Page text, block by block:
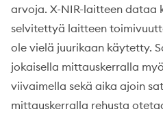
arvoja. X-NIR-laitteen dataa
selvitettyä laitteen
ole vielä juurikaan käytetty.
jokaisella mittauskerralla
viivaimella sekä aika ajoin
mittauskerralla rehusta